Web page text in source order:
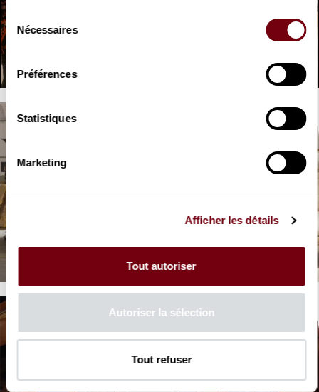
Sélection
du
consentement
Nécessaires
Préférences
Statistiques
Marketing
Afficher les détails
Tout autoriser
Autoriser la sélection
Tout refuser
OPERA | COULISSES